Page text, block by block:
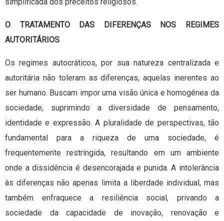
O TRATAMENTO DAS DIFERENÇAS NOS REGIMES
AUTORITÁRIOS
Os regimes autocráticos, por sua natureza centralizada e
autoritária não toleram as diferenças, aquelas inerentes ao
ser humano. Buscam impor uma visão única e homogênea da
sociedade, suprimindo a diversidade de pensamento,
identidade e expressão. A pluralidade de perspectivas, tão
fundamental para a riqueza de uma sociedade, é
frequentemente restringida, resultando em um ambiente
onde a dissidência é desencorajada e punida. A intolerância
às diferenças não apenas limita a liberdade individual, mas
também enfraquece a resiliência social, privando a
sociedade da capacidade de inovação, renovação e